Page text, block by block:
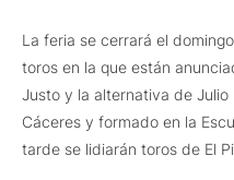
La feria se cerrará el
toros en la que están
Justo y la alternativa de
Cáceres y formado en la
tarde se lidiarán toros de El